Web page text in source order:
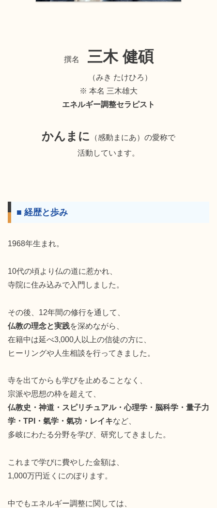
撰名 三木 健碩
（みき たけひろ）
※ 本名 三木雄大
エネルギー調整セラピスト
かんまに
（感動まにあ）の愛称で
活動しています。
■ 経歴と歩み
1968年生まれ。
10代の頃より仏の道に惹かれ、
寺院に住み込みで入門しました。
その後、12年間の修行を通して、
仏教の理念と実践を深めながら、
在籍中は延べ3,000人以上の信徒の方に、
ヒーリングや人生相談を行ってきました。
寺を出てからも学びを止めることなく、
宗派や思想の枠を超えて、
仏教史・神道・スピリチュアル・心理学・脳科学・量子力
学・TPI・氣学・氣功・レイキなど、
多岐にわたる分野を学び、研究してきました。
これまで学びに費やした金額は、
1,000万円近くにのぼります。
中でもエネルギー調整に関しては、